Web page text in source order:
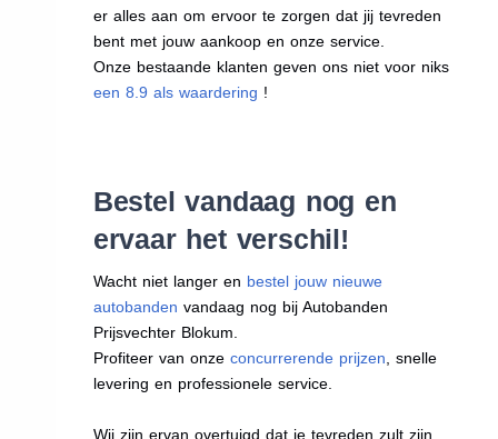
er alles aan om ervoor te zorgen dat jij tevreden
bent met jouw aankoop en onze service.
Onze bestaande klanten geven ons niet voor niks
een 8.9 als waardering !
Bestel vandaag nog en
ervaar het verschil!
Wacht niet langer en bestel jouw nieuwe
autobanden vandaag nog bij Autobanden
Prijsvechter Blokum.
Profiteer van onze concurrerende prijzen , snelle
levering en professionele service.
Wij zijn ervan overtuigd dat je tevreden zult zijn